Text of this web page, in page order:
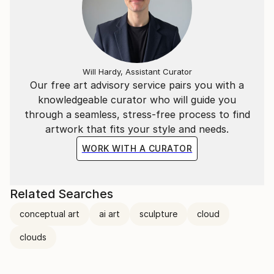
quello che siamo e di quello che è.
"L'essenziale è invisibile agli occhi".
La situazione attuale, quello che ci circonda, ci
porterà a vivere in un mondo "surrogato";
Ricreato ad hoc per vedere quello che non ci sarà più.
Our free art advisory service pairs you with a
knowledgeable curator who will guide you
through a seamless, stress-free process to find
artwork that fits your style and needs.
WORK WITH A CURATOR
Will Hardy, Assistant Curator
Related Searches
conceptual art ai art sculpture cloud
clouds